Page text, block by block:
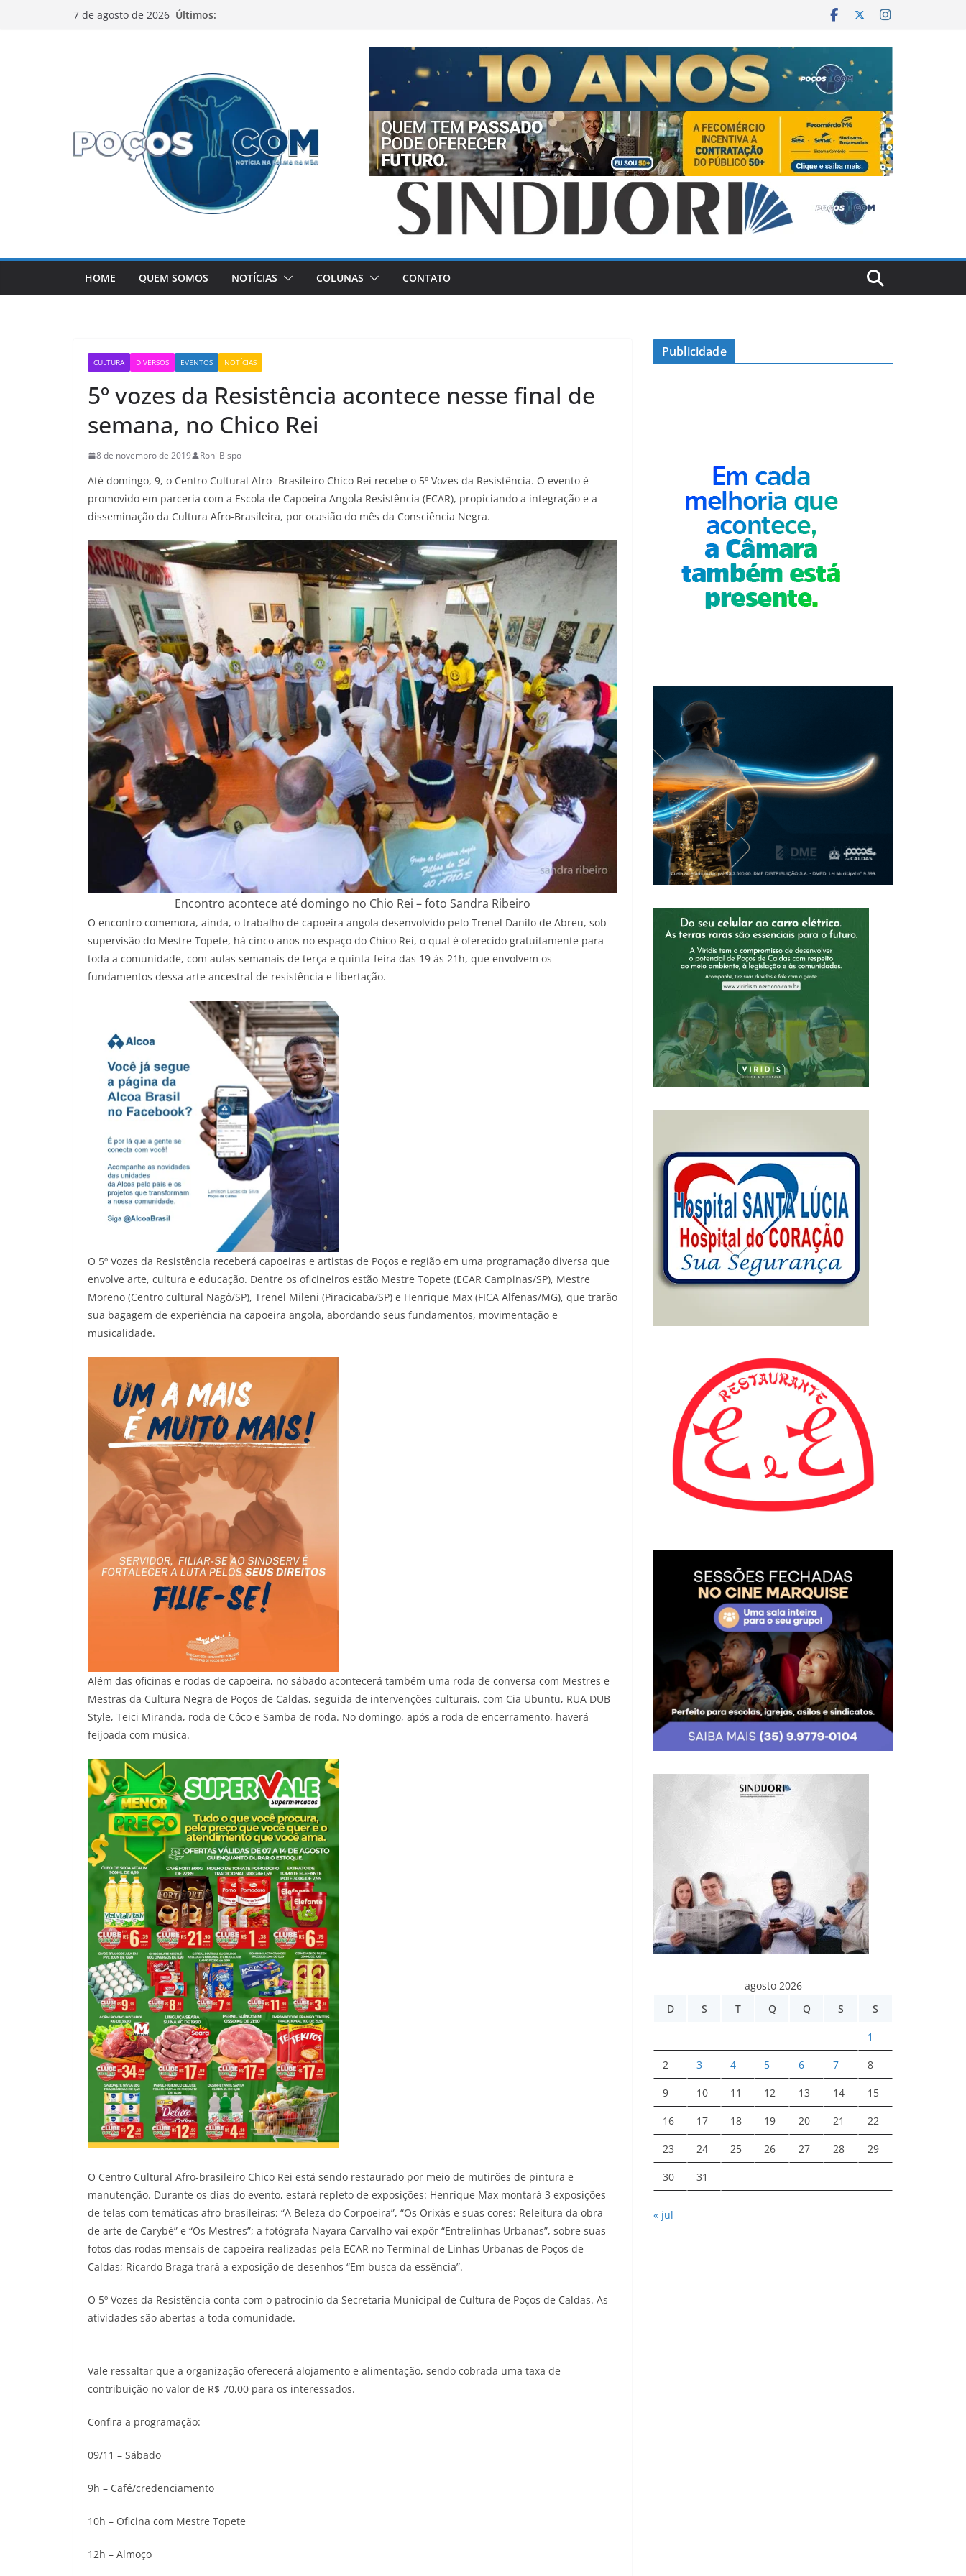
7 de agosto de 2026 Últimos:
HOME QUEM SOMOS NOTÍCIAS COLUNAS CONTATO
CULTURA DIVERSOS EVENTOS NOTÍCIAS
5º vozes da Resistência acontece nesse final de
semana, no Chico Rei
8 de novembro de 2019 Roni Bispo
Até domingo, 9, o Centro Cultural Afro- Brasileiro Chico Rei recebe o 5º Vozes da Resistência. O evento é
promovido em parceria com a Escola de Capoeira Angola Resistência (ECAR), propiciando a integração e a
disseminação da Cultura Afro-Brasileira, por ocasião do mês da Consciência Negra.
Encontro acontece até domingo no Chio Rei – foto Sandra Ribeiro
O encontro comemora, ainda, o trabalho de capoeira angola desenvolvido pelo Trenel Danilo de Abreu, sob
supervisão do Mestre Topete, há cinco anos no espaço do Chico Rei, o qual é oferecido gratuitamente para
toda a comunidade, com aulas semanais de terça e quinta-feira das 19 às 21h, que envolvem os
fundamentos dessa arte ancestral de resistência e libertação.
O 5º Vozes da Resistência receberá capoeiras e artistas de Poços e região em uma programação diversa que
envolve arte, cultura e educação. Dentre os oficineiros estão Mestre Topete (ECAR Campinas/SP), Mestre
Moreno (Centro cultural Nagô/SP), Trenel Mileni (Piracicaba/SP) e Henrique Max (FICA Alfenas/MG), que trarão
sua bagagem de experiência na capoeira angola, abordando seus fundamentos, movimentação e
musicalidade.
Além das oficinas e rodas de capoeira, no sábado acontecerá também uma roda de conversa com Mestres e
Mestras da Cultura Negra de Poços de Caldas, seguida de intervenções culturais, com Cia Ubuntu, RUA DUB
Style, Teici Miranda, roda de Côco e Samba de roda. No domingo, após a roda de encerramento, haverá
feijoada com música.
O Centro Cultural Afro-brasileiro Chico Rei está sendo restaurado por meio de mutirões de pintura e
manutenção. Durante os dias do evento, estará repleto de exposições: Henrique Max montará 3 exposições
de telas com temáticas afro-brasileiras: “A Beleza do Corpoeira”, “Os Orixás e suas cores: Releitura da obra
de arte de Carybé” e “Os Mestres”; a fotógrafa Nayara Carvalho vai expôr “Entrelinhas Urbanas”, sobre suas
fotos das rodas mensais de capoeira realizadas pela ECAR no Terminal de Linhas Urbanas de Poços de
Caldas; Ricardo Braga trará a exposição de desenhos “Em busca da essência”.
O 5º Vozes da Resistência conta com o patrocínio da Secretaria Municipal de Cultura de Poços de Caldas. As
atividades são abertas a toda comunidade.
Vale ressaltar que a organização oferecerá alojamento e alimentação, sendo cobrada uma taxa de
contribuição no valor de R$ 70,00 para os interessados.
Confira a programação:
09/11 – Sábado
9h – Café/credenciamento
10h – Oficina com Mestre Topete
12h – Almoço
Publicidade
agosto 2026
D
S T Q Q S S
1
2 3 4 5 6 7 8
9 10 11 12 13 14 15
16 17 18 19 20 21 22
23 24 25 26 27 28 29
30 31
« jul